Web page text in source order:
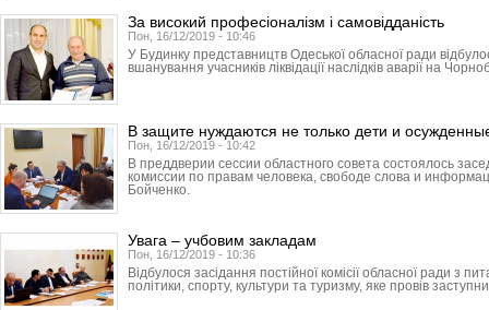
За високий професіоналізм і самовідданість
Пон, 16/12/2019 - 10:46
У Будинку представництв Одеської обласної ради
вшанування учасників ліквідації наслідків аварії на
В защите нуждаются не только дети и
Пон, 16/12/2019 - 10:42
В преддверии сессии областного совета состоялось
комиссии по правам человека, свободе слова и
Бойченко.
Увага – учбовим закладам
Пон, 16/12/2019 - 10:36
Відбулося засідання постійної комісії обласної ради з
політики, спорту, культури та туризму, яке провів